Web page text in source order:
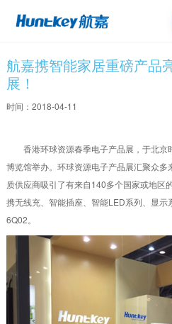
航嘉携智能家居重磅产品
展！
时间：2018-04-11
香港环球资源春季电子产品展，于北
博览馆举办。环球资源电子产品展汇聚众
质供应商吸引了有来自140多个国家或地区
携无线充、智能插座、智能LED系列、显示
6Q02。